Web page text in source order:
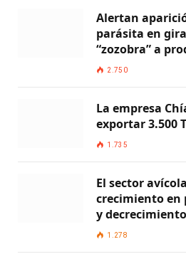
Alertan
parásita en
“zozobra” a
2.750
La empresa
exportar 3.500
1.735
El sector
crecimiento en
y
1.278